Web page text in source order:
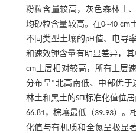
粉粒含量较高，灰色森林土
均砂粒含量较高。在0~40 cm
不同类型土壤的pH值、电导
和速效钾含量有明显差异，
cm土层相对较高，所有土层
分布呈“北高南低、中部优
林土和黑土的SFI标准化值位
66.81，棕壤最低（39.93）。
化值与有机质和全氮呈极显